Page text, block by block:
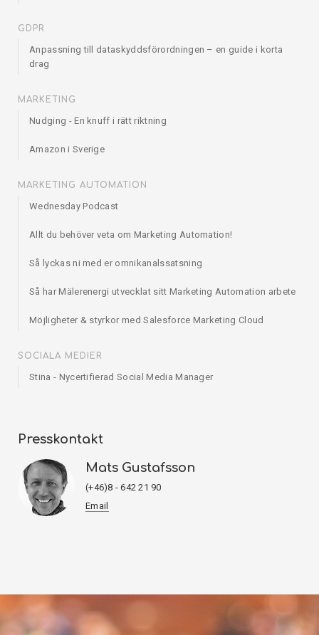
GDPR
Anpassning till dataskyddsförordningen – en guide i korta
drag
MARKETING
Nudging - En knuff i rätt riktning
Amazon i Sverige
MARKETING AUTOMATION
Wednesday Podcast
Allt du behöver veta om Marketing Automation!
Så lyckas ni med er omnikanalssatsning
Så har Mälerenergi utvecklat sitt Marketing Automation arbete
Möjligheter & styrkor med Salesforce Marketing Cloud
SOCIALA MEDIER
Stina - Nycertifierad Social Media Manager
Presskontakt
Mats Gustafsson
(+46)8 - 642 21 90
Email